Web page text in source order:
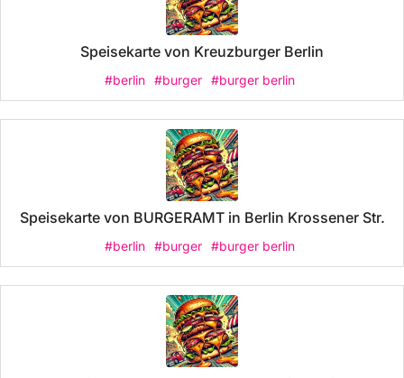
Speisekarte von Kreuzburger Berlin
#berlin #burger #burger berlin
Speisekarte von BURGERAMT in Berlin Krossener Str.
#berlin #burger #burger berlin